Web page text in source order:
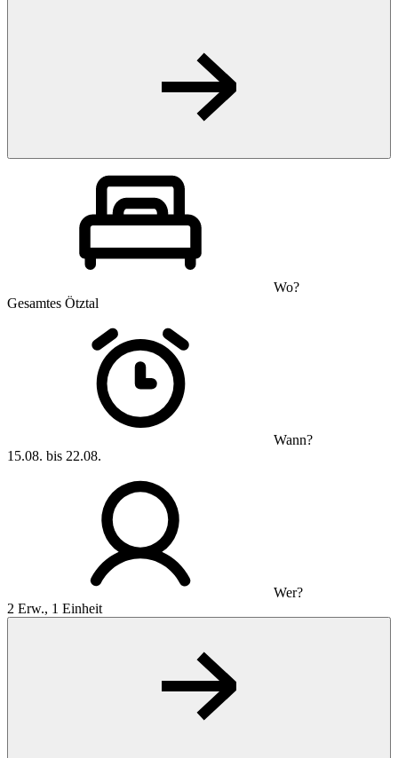
Wo?
Gesamtes Ötztal
Wann?
15.08. bis 22.08.
Wer?
2 Erw., 1 Einheit